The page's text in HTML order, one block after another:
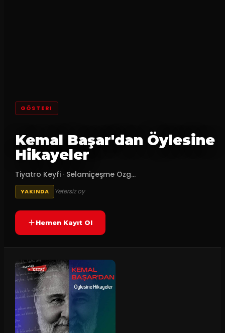
GÖSTERI
Kemal Başar'dan Öylesine
Hikayeler
Tiyatro Keyfi · Selamiçeşme Özg...
YAKINDA Yetersiz oy
Hemen Kayıt Ol